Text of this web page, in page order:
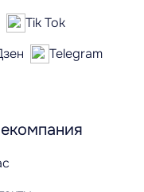
Tik Tok
Telegram